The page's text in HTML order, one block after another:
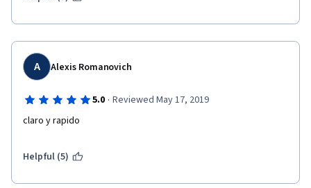
A Alexis Romanovich
5.0 · Reviewed May 17, 2019
claro y rapido
Helpful (5)